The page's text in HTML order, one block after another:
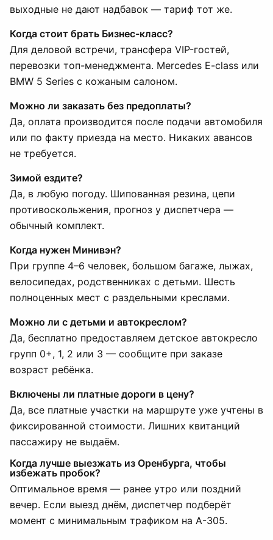
выходные не дают надбавок — тариф тот же.
Когда стоит брать Бизнес-класс?
Для деловой встречи, трансфера VIP-гостей,
перевозки топ-менеджмента. Mercedes E-class или
BMW 5 Series с кожаным салоном.
Можно ли заказать без предоплаты?
Да, оплата производится после подачи автомобиля
или по факту приезда на место. Никаких авансов
не требуется.
Зимой ездите?
Да, в любую погоду. Шипованная резина, цепи
противоскольжения, прогноз у диспетчера —
обычный комплект.
Когда нужен Минивэн?
При группе 4–6 человек, большом багаже, лыжах,
велосипедах, родственниках с детьми. Шесть
полноценных мест с раздельными креслами.
Можно ли с детьми и автокреслом?
Да, бесплатно предоставляем детское автокресло
групп 0+, 1, 2 или 3 — сообщите при заказе
возраст ребёнка.
Включены ли платные дороги в цену?
Да, все платные участки на маршруте уже учтены в
фиксированной стоимости. Лишних квитанций
пассажиру не выдаём.
Когда лучше выезжать из Оренбурга, чтобы
избежать пробок?
Оптимальное время — ранее утро или поздний
вечер. Если выезд днём, диспетчер подберёт
момент с минимальным трафиком на А-305.